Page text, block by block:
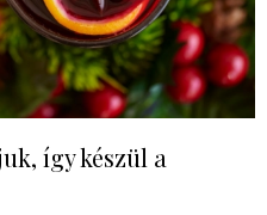
így készül a